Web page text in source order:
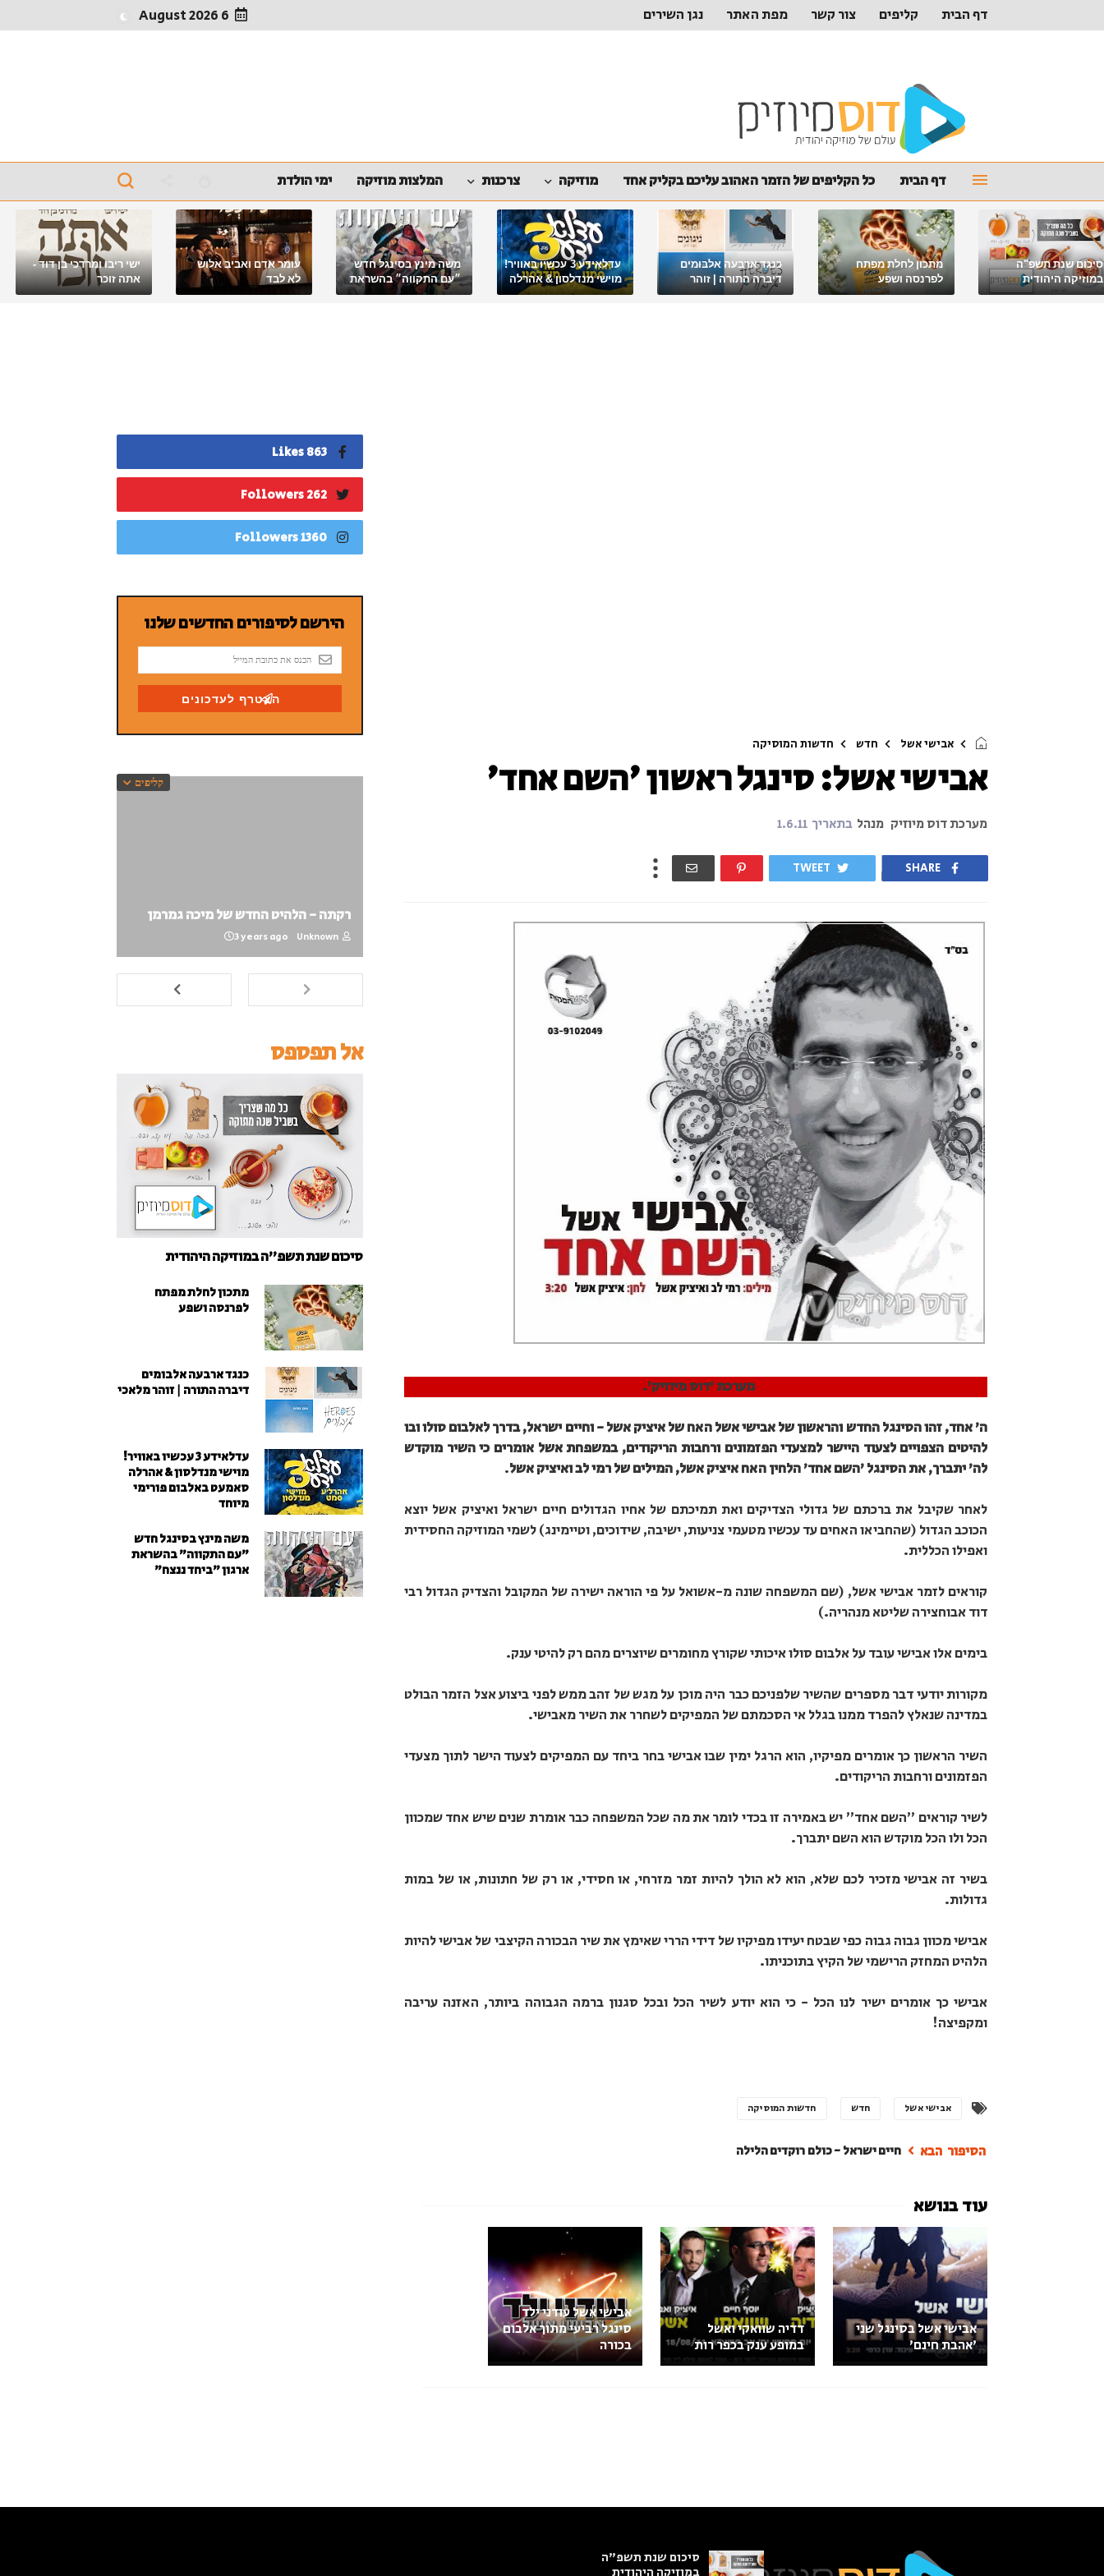
דף הבית קליפים צור קשר מפת האתר נגן השירים 6 August 2026
דף הבית כל הקליפים של הזמר האהוב עליכם בקליק אחד מוזיקה צרכנות המלצות מוזיקה ימי הולדת
סיכום שנת תשפ"ה
במוזיקה היהודית
מתכון לחלת מפתח
לפרנסה ושפע
כנגד ארבעה אלבומים
דיברה התורה | זוהר
מלאכי
עדלאידע 3 עכשיו באוויר!
מוישי מנדלסון & אהרלה
סאמעט באלבום פורימי
משה מינץ בסינגל חדש
״עם התקווה״ בהשראת
ארגון "ביחד ננצח"
עומר אדם ואביב אלוש
לא לבד
ישי ריבו ומרדכי בן דוד -
אתה זוכר
אבישי אשל חדש חדשות המוסיקה
אבישי אשל: סינגל ראשון 'השם אחד'
מערכת דוס מיוזיק מנהל בתאריך 1.6.11
SHARE
TWEET
מערכת 'דוס מיוזיק'.
ה' אחד, זהו הסינגל החדש והראשון של אבישי אשל האח של איציק אשל - וחיים ישראל, בדרך לאלבום סולו ובו
להיטים הצפויים לצעוד היישר למצעדי הפזמונים ורחבות הריקודים, במשפחת אשל אומרים כי השיר מוקדש
לה' יתברך, את הסינגל 'השם אחד' הלחין האח איציק אשל, המילים של רמי לב ואיציק אשל.
לאחר שקיבל את ברכתם של גדולי הצדיקים ואת תמיכתם של אחיו הגדולים חיים ישראל ואיציק אשל יוצא
הכוכב הגדול (שהחביאו האחים עד עכשיו מטעמי צניעות, ישיבה, שידוכים, וטיימינג) לשמי המוזיקה החסידית
ואפילו הכללית.
קוראים לזמר אבישי אשל, (שם המשפחה שונה מ-אשואל על פי הוראה ישירה של המקובל והצדיק הגדול רבי
דוד אבוחצירה שליטא מנהריה.)
בימים אלו אבישי עובד על אלבום סולו איכותי שקורץ מחומרים שיוצרים מהם רק להיטי ענק.
מקורות יודעי דבר מספרים שהשיר שלפניכם כבר היה מוכן על מגש של זהב ממש לפני ביצוע אצל הזמר הבולט
במדינה שנאלץ להפרד ממנו בגלל אי הסכמתם של המפיקים לשחרר את השיר מאבישי.
השיר הראשון כך אומרים מפיקיו, הוא הרגל ימין שבו אבישי בחר ביחד עם המפיקים לצעוד הישר לתוך מצעדי
הפזמונים ורחבות הריקודים.
לשיר קוראים ״השם אחד״ יש באמירה זו בכדי לומר את מה שכל המשפחה כבר אומרת שנים שיש אחד שמכוון
הכל ולו הכל מוקדש הוא השם יתברך.
בשיר זה אבישי מזכיר לכם שלא, הוא לא הולך להיות זמר מזרחי, או חסידי, או רק של חתונות, או של במות
גדולות.
אבישי מכוון גבוה גבוה כפי שבטח יעידו מפיקיו של דידי הררי שאימץ את שיר הבכורה הקיצבי של אבישי להיות
הלהיט המחזק הרישמי של הקיץ בתוכניתו.
אבישי כך אומרים ישיר לנו הכל - כי הוא יודע לשיר הכל ובכל סגנון ברמה הגבוהה ביותר, האזנה עריבה
ומקפיצה!
אבישי אשל חדש חדשות המוסיקה
חיים ישראל - כולם רוקדים הלילה
אבישי אשל בסינגל שני
'אהבת חינם'
דדיה שוואקי ואשל
במופע ענק בכפר רות
אבישי אשל עודני ילד
סינגל רביעי מתוך אלבום
בכורה
863 Likes
262 Followers
1360 Followers
קליפים
רקתה - הלהיט החדש של מיכה גמרמן
Unknown
3 years ago
אל תפספס
סיכום שנת תשפ"ה במוזיקה היהודית
מתכון לחלת מפתח
לפרנסה ושפע
כנגד ארבעה אלבומים
דיברה התורה | זוהר מלאכי
עדלאידע 3 עכשיו באוויר!
מוישי מנדלסון & אהרלה
סאמעט באלבום פורימי
מיוחד
משה מינץ בסינגל חדש
״עם התקווה״ בהשראת
ארגון "ביחד ננצח"
סיכום שנת תשפ"ה
במוזיקה היהודית